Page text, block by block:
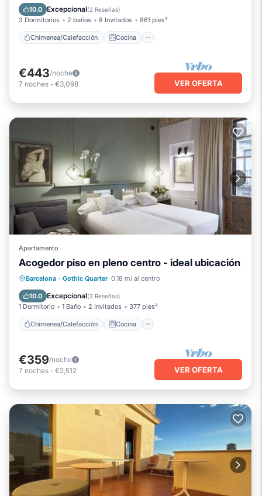
10.0 Excepcional(2 Reseñas)
3 Dormitorios 2 baños 8 Invitados 861 pies²
Chimenea/Calefacción Cocina
Aire acondicionado
€443/noche
7 noches - €3,098 VER OFERTA
Apartamento
Acogedor piso en pleno centro - ideal ubicación
Barcelona · Gothic Quarter 0.18 mi al centro
10.0 Excepcional(2 Reseñas)
1 Dormitorio 1 Baño 2 Invitados 377 pies²
Chimenea/Calefacción Cocina
Chimenea/Calefacción
Cocina
Aparcamiento
€359/noche
7 noches - €2,512 VER OFERTA